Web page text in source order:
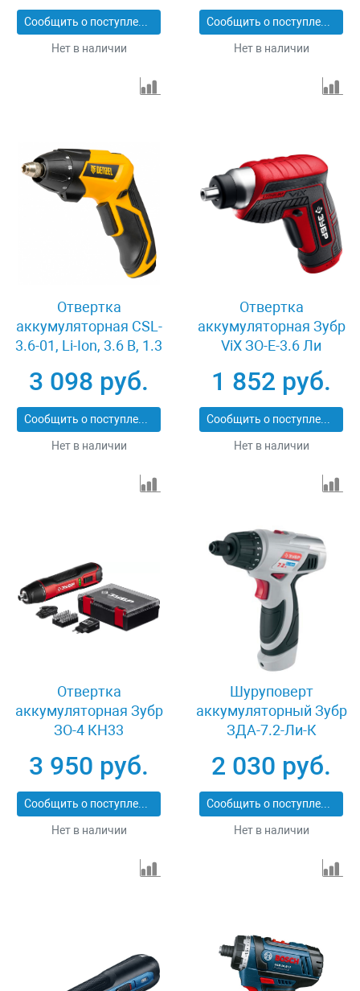
Сообщить о поступлении
Нет в наличии
Сообщить о поступлении
Нет в наличии
Отвертка
аккумуляторная CSL-
3.6-01, Li-Ion, 3.6 В, 1.3
26001
3 098 руб.
Сообщить о поступлении
Нет в наличии
Отвертка
аккумуляторная Зубр
ViX ЗО-Е-3.6 Ли
1 852 руб.
Сообщить о поступлении
Нет в наличии
Отвертка
аккумуляторная Зубр
ЗО-4 КН33
3 950 руб.
Сообщить о поступлении
Нет в наличии
Шуруповерт
аккумуляторный Зубр
ЗДА-7.2-Ли-К
2 030 руб.
Сообщить о поступлении
Нет в наличии